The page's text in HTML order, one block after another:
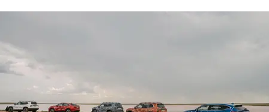
Автомобильные аксессуары
Коллекция Базовая
Коллекция Детская
Коллекция Базовая